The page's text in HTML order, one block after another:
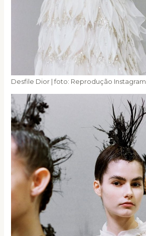
Desfile Dior | foto: Reprodução Instagram